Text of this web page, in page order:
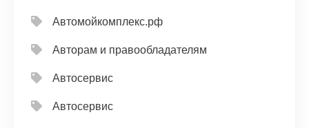
Автомойкомплекс.рф
Авторам и правообладателям
Автосервис
Автосервис